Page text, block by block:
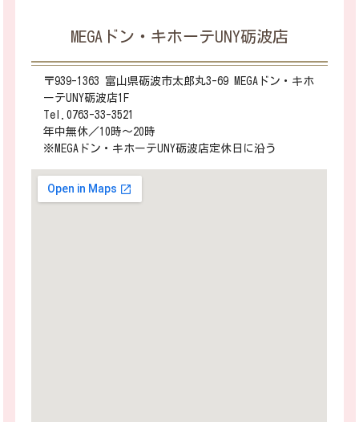
MEGAドン・キホーテUNY砺波店
〒939-1363 富山県砺波市太郎丸3-69 MEGAドン・キホ
ーテUNY砺波店1F
Tel.0763-33-3521
年中無休／10時～20時
※MEGAドン・キホーテUNY砺波店定休日に沿う